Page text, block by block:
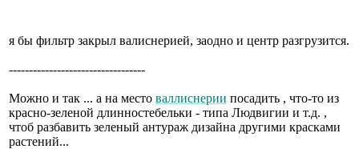
я бы фильтр закрыл валиснерией, заодно и центр разгрузится.
----------------------------------
Можно и так ... а на место валлиснерии посадить , что-то из
красно-зеленой длинностебельки - типа Людвигии и т.д. ,
чтоб разбавить зеленый антураж дизайна другими красками
растений...